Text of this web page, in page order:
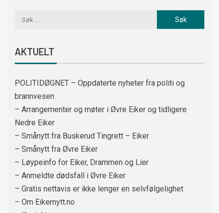
AKTUELT
POLITIDØGNET – Oppdaterte nyheter fra politi og
brannvesen
– Arrangementer og møter i Øvre Eiker og tidligere
Nedre Eiker
– Smånytt fra Buskerud Tingrett – Eiker
– Smånytt fra Øvre Eiker
– Løypeinfo for Eiker, Drammen og Lier
– Anmeldte dødsfall i Øvre Eiker
– Gratis nettavis er ikke lenger en selvfølgelighet
– Om Eikernytt.no